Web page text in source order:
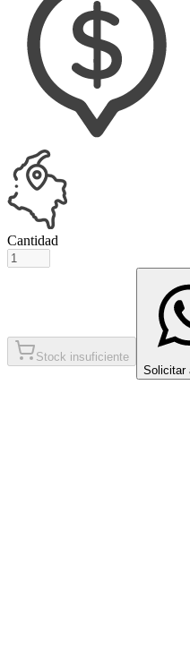
Cantidad
Stock insuficiente
Solicitar